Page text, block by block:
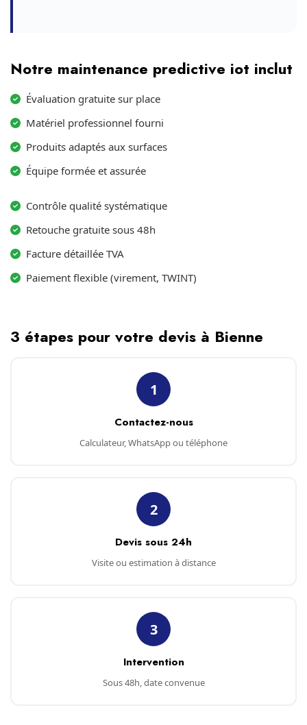
Notre maintenance predictive iot inclut
Évaluation gratuite sur place
Matériel professionnel fourni
Produits adaptés aux surfaces
Équipe formée et assurée
Contrôle qualité systématique
Retouche gratuite sous 48h
Facture détaillée TVA
Paiement flexible (virement, TWINT)
3 étapes pour votre devis à Bienne
1
Contactez-nous
Calculateur, WhatsApp ou téléphone
2
Devis sous 24h
Visite ou estimation à distance
3
Intervention
Sous 48h, date convenue